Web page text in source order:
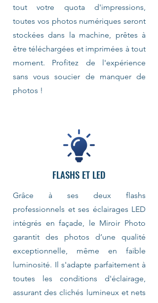
tout votre quota d'impressions,
toutes vos photos numériques seront
stockées dans la machine, prêtes à
être téléchargées et imprimées à tout
moment. Profitez de l'expérience
sans vous soucier de manquer de
photos !
FLASHS ET LED
Grâce à ses deux flashs
professionnels et ses éclairages LED
intégrés en façade, le Miroir Photo
garantit des photos d’une qualité
exceptionnelle, même en faible
luminosité. Il s'adapte parfaitement à
toutes les conditions d'éclairage,
assurant des clichés lumineux et nets